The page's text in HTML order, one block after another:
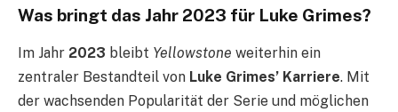
Was bringt das Jahr 2023 für Luke Grimes?
Im Jahr 2023 bleibt Yellowstone weiterhin ein
zentraler Bestandteil von Luke Grimes’ Karriere. Mit
der wachsenden Popularität der Serie und möglichen